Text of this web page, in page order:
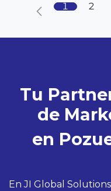
1 2
Tu
de
en
En JI Global